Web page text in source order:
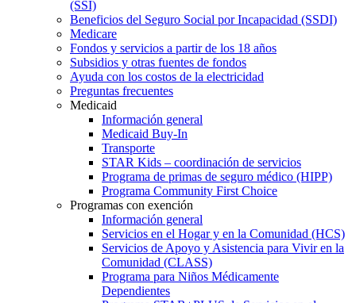
(SSI)
Beneficios del Seguro Social por Incapacidad (SSDI)
Medicare
Fondos y servicios a partir de los 18 años
Subsidios y otras fuentes de fondos
Ayuda con los costos de la electricidad
Preguntas frecuentes
Medicaid
Información general
Medicaid Buy-In
Transporte
STAR Kids – coordinación de servicios
Programa de primas de seguro médico (HIPP)
Programa Community First Choice
Programas con exención
Información general
Servicios en el Hogar y en la Comunidad (HCS)
Servicios de Apoyo y Asistencia para Vivir en la
Comunidad (CLASS)
Programa para Niños Médicamente
Dependientes